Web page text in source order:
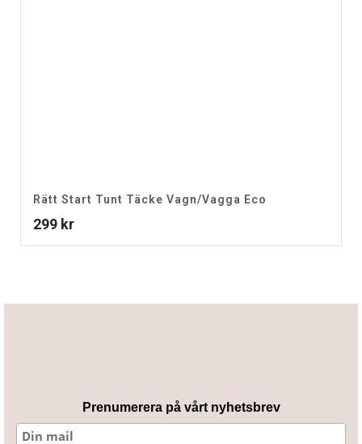
Rätt Start Tunt Täcke Vagn/Vagga Eco
299 kr
Prenumerera på vårt nyhetsbrev